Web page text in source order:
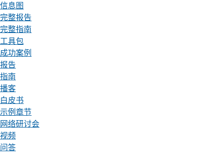
信息图
完整报告
完整指南
工具包
成功案例
报告
指南
播客
白皮书
示例章节
网络研讨会
视频
问答